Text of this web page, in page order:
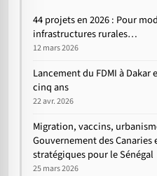
44 projets en 2026 : Pour
infrastructures rurales…
12 mars 2026
Lancement du FDMI à
cinq ans
22 avr. 2026
Migration, vaccins,
Gouvernement des
stratégiques pour le Sénégal
25 mars 2026